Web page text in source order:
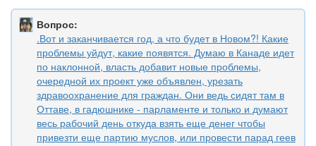
Вопрос:
.Вот и заканчивается год, а что будет в Новом?! Какие
проблемы уйдут, какие появятся. Думаю в Канаде идет
по наклонной, власть добавит новые проблемы,
очередной их проект уже объявлен, урезать
здравоохранение для граждан. Они ведь сидят там в
Оттаве, в гадюшнике - парламенте и только и думают
весь рабочий день откуда взять еще денег чтобы
привезти еще партию муслов, или провести парад геев